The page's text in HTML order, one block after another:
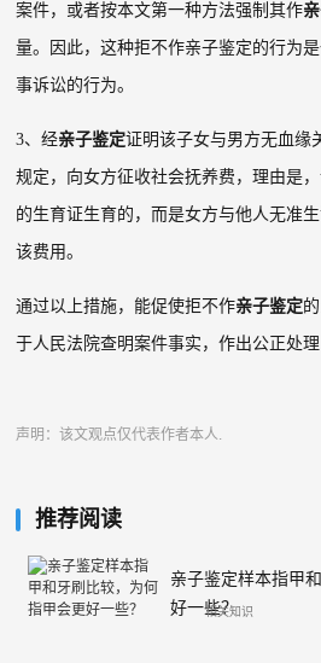
案件，或者按本文第一种方法强制其作
量。因此，这种拒不作亲子鉴定的行为
事诉讼的行为。
3、经亲子鉴定证明该子女与男方无血缘
规定，向女方征收社会抚养费，理由是
的生育证生育的，而是女方与他人无准
该费用。
通过以上措施，能促使拒不作亲子鉴定
于人民法院查明案件事实，作出公正处
声明：该文观点仅代表作者本人.
推荐阅读
亲子鉴定样本指甲
好一些？
相关知识